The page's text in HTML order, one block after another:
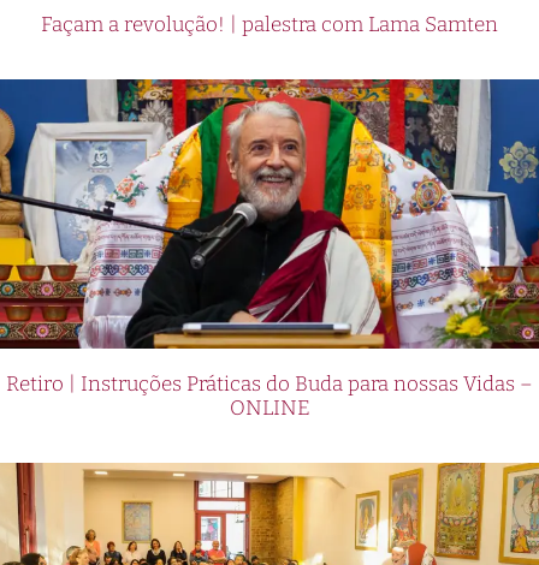
Façam a revolução! | palestra com Lama Samten
Retiro | Instruções Práticas do Buda para nossas Vidas –
ONLINE